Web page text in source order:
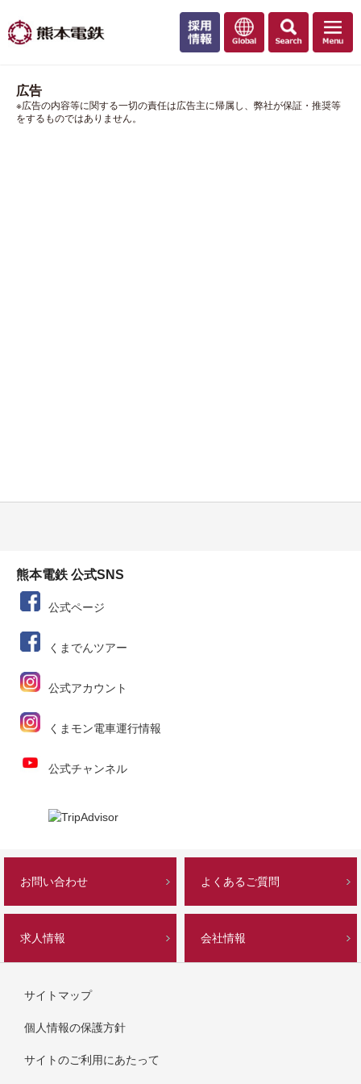
広告
※広告の内容等に関する一切の責任は広告主に帰属し、弊社が保証・推奨等
をするものではありません。
熊本電鉄 公式SNS
公式ページ
くまでんツアー
公式アカウント
くまモン電車運行情報
公式チャンネル
お問い合わせ よくあるご質問
求人情報 会社情報
サイトマップ
個人情報の保護方針
サイトのご利用にあたって